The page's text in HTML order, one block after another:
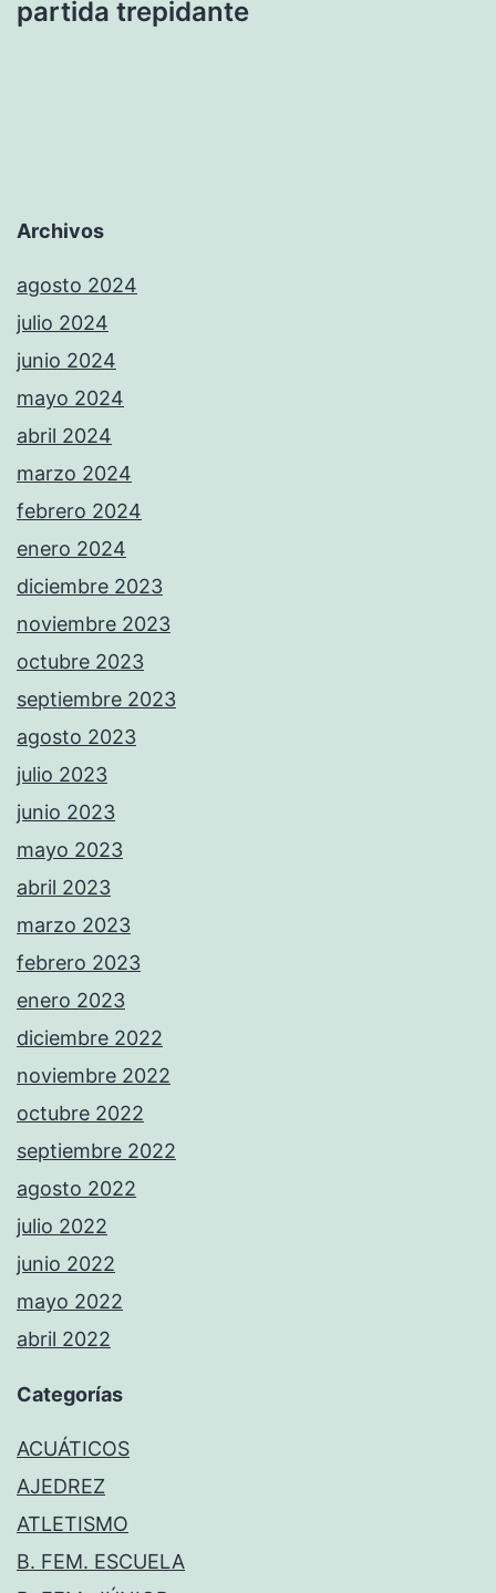
partida trepidante
Archivos
agosto 2024
julio 2024
junio 2024
mayo 2024
abril 2024
marzo 2024
febrero 2024
enero 2024
diciembre 2023
noviembre 2023
octubre 2023
septiembre 2023
agosto 2023
julio 2023
junio 2023
mayo 2023
abril 2023
marzo 2023
febrero 2023
enero 2023
diciembre 2022
noviembre 2022
octubre 2022
septiembre 2022
agosto 2022
julio 2022
junio 2022
mayo 2022
abril 2022
Categorías
ACUÁTICOS
AJEDREZ
ATLETISMO
B. FEM. ESCUELA